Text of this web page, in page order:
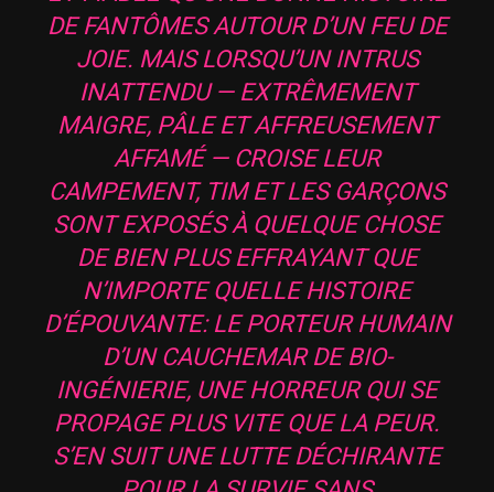
DE FANTÔMES AUTOUR D’UN FEU DE
JOIE. MAIS LORSQU’UN INTRUS
INATTENDU — EXTRÊMEMENT
MAIGRE, PÂLE ET AFFREUSEMENT
AFFAMÉ — CROISE LEUR
CAMPEMENT, TIM ET LES GARÇONS
SONT EXPOSÉS À QUELQUE CHOSE
DE BIEN PLUS EFFRAYANT QUE
N’IMPORTE QUELLE HISTOIRE
D’ÉPOUVANTE: LE PORTEUR HUMAIN
D’UN CAUCHEMAR DE BIO-
INGÉNIERIE, UNE HORREUR QUI SE
PROPAGE PLUS VITE QUE LA PEUR.
S’EN SUIT UNE LUTTE DÉCHIRANTE